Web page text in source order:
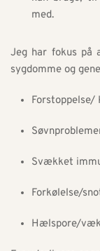
med.
Jeg har fokus på
sygdomme og
Forstoppelse/
Svækket
Forkølelse/
Hælspore/